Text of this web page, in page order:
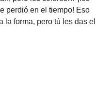
perdió en el tiempo! Eso
forma, pero tú les das el